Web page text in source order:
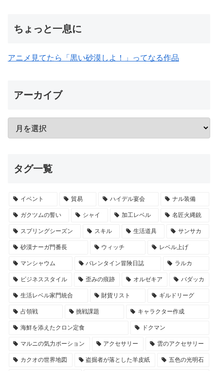
ちょっと一息に
アニメ見てたら「黒い砂漠しよ！」ってなる作品
アーカイブ
タグ一覧
イベント 貿易 ハイデル宴会 ナル装備
ガクツムの誓い シャイ 加工レベル 名匠火縄銃
スプリングシーズン スキル 生活道具 サンサカ
砂漠ナーガ門番長 ウィッチ レベル上げ
マンシャウム バレンタイン冒険日誌 ラルカ
ビジネススタイル 歪みの痕跡 オルゼキア バダッカ
生活レベル家門統合 財貨リスト ギルドリーグ
占領戦 挑戦課題 キャラクター作成
海鮮を添えたクロン定食 ドクマン
マルニの気力ポーション アクセサリー 雲のアクセサリー
カクオの世界地図 盗掘者が落とした羊皮紙 五色の光明石